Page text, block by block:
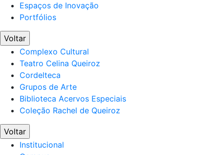
Espaços de Inovação
Portfólios
Voltar
Complexo Cultural
Teatro Celina Queiroz
Cordelteca
Grupos de Arte
Biblioteca Acervos Especiais
Coleção Rachel de Queiroz
Voltar
Institucional